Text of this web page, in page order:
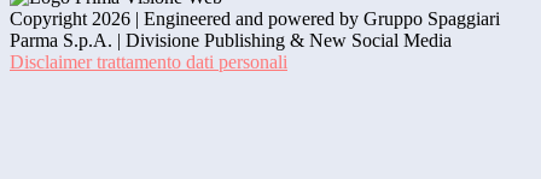
Copyright 2026 | Engineered and powered by Gruppo Spaggiari
Parma S.p.A. | Divisione Publishing & New Social Media
Disclaimer trattamento dati personali